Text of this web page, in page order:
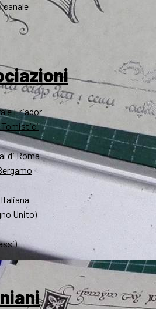
canale
Eriador
di Roma
Unito)